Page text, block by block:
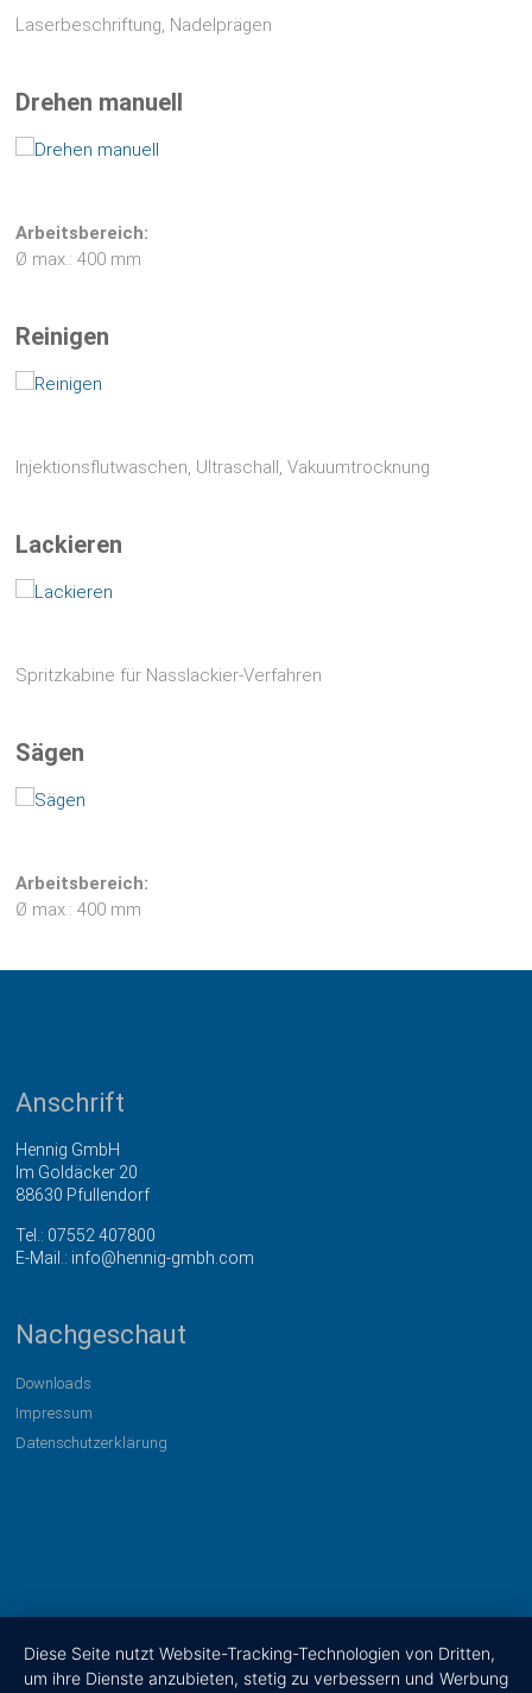
Laserbeschriftung, Nadelprägen
Drehen manuell
Arbeitsbereich:
Ø max.: 400 mm
Reinigen
Injektionsflutwaschen, Ultraschall, Vakuumtrocknung
Lackieren
Spritzkabine für Nasslackier-Verfahren
Sägen
Arbeitsbereich:
Ø max.: 400 mm
Anschrift
Hennig GmbH
Im Goldäcker 20
88630 Pfullendorf
Tel.: 07552 407800
E-Mail.: info@hennig-gmbh.com
Nachgeschaut
Downloads
Impressum
Datenschutzerklärung
Diese Seite nutzt Website-Tracking-Technologien von Dritten,
um ihre Dienste anzubieten, stetig zu verbessern und Werbung